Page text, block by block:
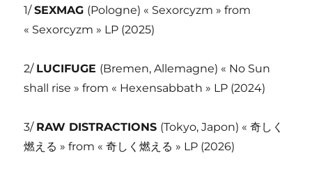
1/SEXMAG (Pologne) « Sexorcyzm » from
« Sexorcyzm » LP (2025)
2/ LUCIFUGE (Bremen, Allemagne) « No Sun
shall rise » from « Hexensabbath » LP (2024)
3/ RAW DISTRACTIONS (Tokyo, Japon) «奇しく
燃える » from «奇しく燃える » LP (2026)